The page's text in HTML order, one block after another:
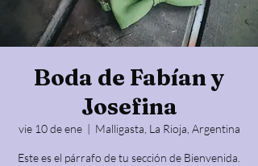
Boda de Fabían y
Josefina
vie 10 de ene
  |
Malligasta, La Rioja, Argentina
Este es el párrafo de tu sección de Bienvenida.